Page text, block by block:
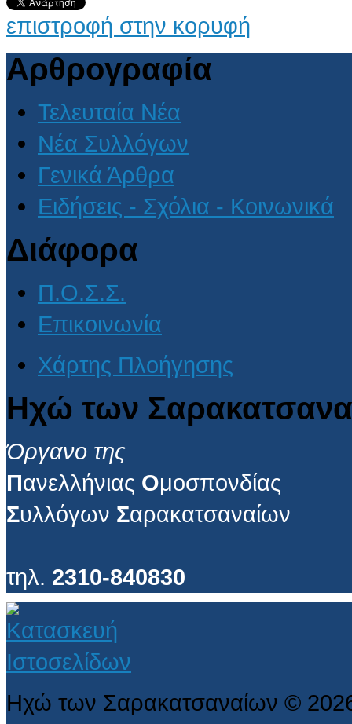
επιστροφή στην κορυφή
Αρθρογραφία
Τελευταία Νέα
Νέα Συλλόγων
Γενικά Άρθρα
Ειδήσεις - Σχόλια - Κοινωνικά
Διάφορα
Π.Ο.Σ.Σ.
Επικοινωνία
Χάρτης Πλοήγησης
Ηχώ των
Όργανο της
Πανελλήνιας Ομοσπονδίας
Συλλόγων Σαρακατσαναίων
τηλ. 2310-840830
Ηχώ των Σαρακατσαναίων ©